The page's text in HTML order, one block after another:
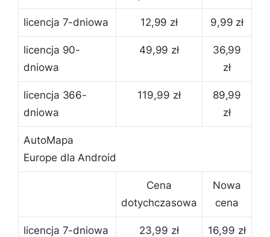
licencja 7-dniowa 12,99 zł 9,99 zł
licencja 90-
dniowa
49,99 zł
36,99
zł
licencja 366-
dniowa
119,99 zł
89,99
zł
AutoMapa
Europe dla Android
Cena
dotychczasowa
Nowa
cena
licencja 7-dniowa 23,99 zł 16,99 zł